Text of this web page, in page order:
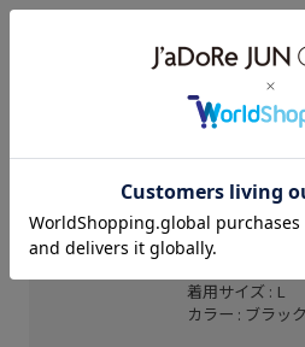
比較的ゆったりとしたサイズ
バーサイズに着てもかわいい
柔らかいユーズド調の素材で
ミント神戸
ヒカリ (164cm)
骨格： ストレー
パーソナルカラ
普段のトップス
着用サイズ : L
カラー : ブラッ